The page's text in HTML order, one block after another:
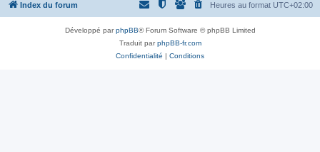
Index du forum Heures au format UTC+02:00
Développé parphpBB® Forum Software © phpBB Limited
Traduit parphpBB-fr.com
Confidentialité | Conditions